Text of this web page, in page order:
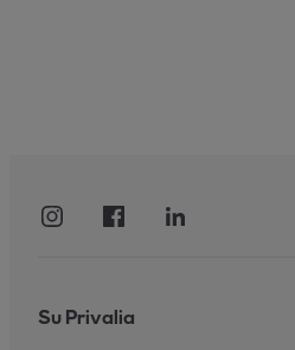
Su Privalia